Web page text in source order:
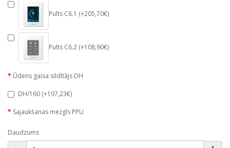
Pults C6.1 (+205,70€)
Pults C6.2 (+108,90€)
Ūdens gaisa sildītājs DH
DH/160 (+197,23€)
Sajaukšanas mezgls PPU
Daudzums